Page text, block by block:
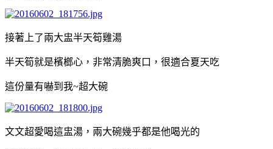
接著上了兩大盅半天筍雞湯
半天筍就是檳榔心，非常清脆爽口，很適合夏天吃
這份量有嚇到我~超大碗
文文超愛喝這盅湯，兩大碗幾乎都是他喝光的